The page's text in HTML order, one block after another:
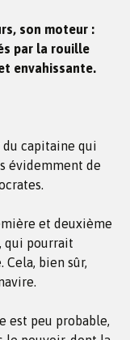
son moteur :
par la rouille
envahissante.
capitaine qui
évidemment de
et deuxième
qui pourrait
bien sûr,
est peu probable,